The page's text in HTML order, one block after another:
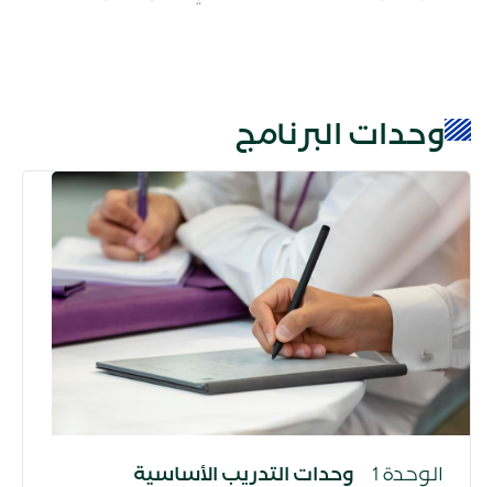
وحدات البرنامج
الوحدة 1 وحدات التدريب الأساسية